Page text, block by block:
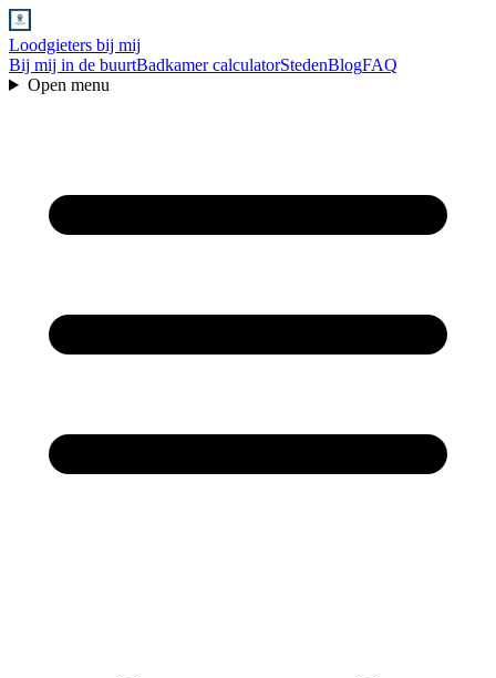
Loodgieters bij mij
Bij mij in de buurtBadkamer calculatorStedenBlogFAQ
Open menu